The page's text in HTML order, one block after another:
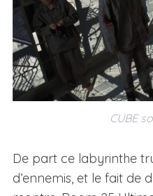
CUBE
De part ce labyrinthe
d’ennemis, et le fait de